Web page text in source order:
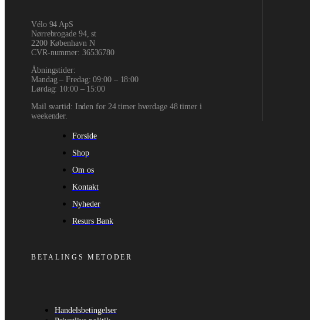
Vélo 94 ApS
Nørrebrogade 94, st
2200 København N
CVR-nummer: 36536780
Åbningstider:
Mandag – Fredag: 09:00 – 18:00
Lørdag: 10:00 – 15:00
Mail svartid: Inden for 24 timer hverdage 48 timer i
weekender.
Forside
Shop
Om os
Kontakt
Nyheder
Resurs Bank
BETALINGS METODER
Handelsbetingelser